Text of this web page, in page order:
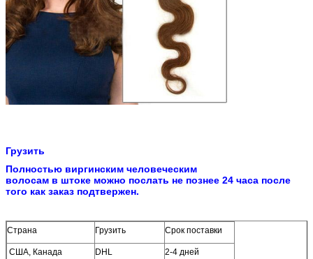
Грузить
Полностью виргинским человеческим
волосам в штоке можно послать не познее 24 часа после
того как заказ подтвержен.
Страна Грузить Срок поставки
США, Канада DHL 2-4 дней